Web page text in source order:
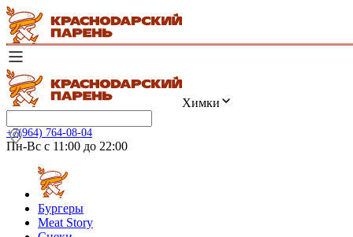
Химки
+7(964) 764-08-04
Пн-Вс с 11:00 до 22:00
Бургеры
Meat Story